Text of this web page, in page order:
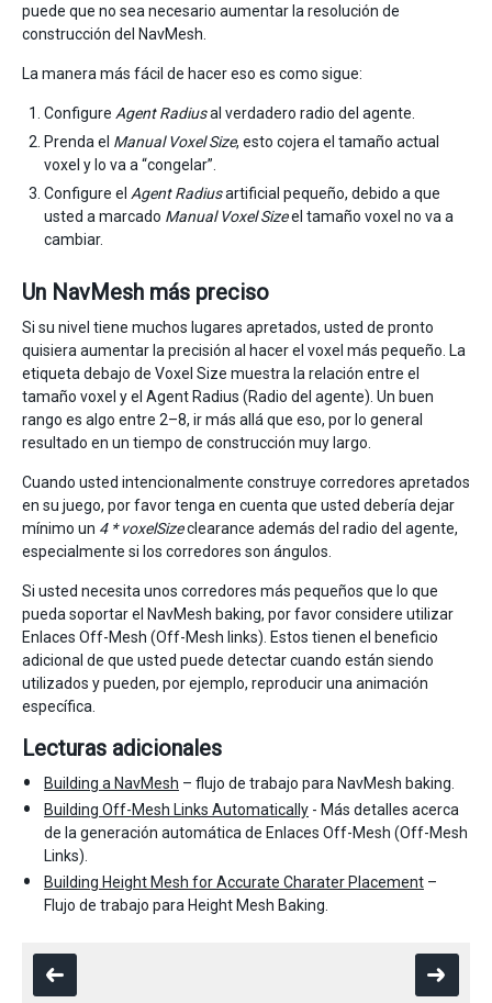
puede que no sea necesario aumentar la resolución de
construcción del NavMesh.
La manera más fácil de hacer eso es como sigue:
Configure Agent Radiusal verdadero radio del agente.
Prenda el Manual Voxel Size, esto cojera el tamaño actual
voxel y lo va a “congelar”.
Configure el Agent Radiusartificial pequeño, debido a que
usted a marcado Manual Voxel Sizeel tamaño voxel no va a
cambiar.
Un NavMesh más preciso
Si su nivel tiene muchos lugares apretados, usted de pronto
quisiera aumentar la precisión al hacer el voxel más pequeño. La
etiqueta debajo de Voxel Size muestra la relación entre el
tamaño voxel y el Agent Radius (Radio del agente). Un buen
rango es algo entre 2–8, ir más allá que eso, por lo general
resultado en un tiempo de construcción muy largo.
Cuando usted intencionalmente construye corredores apretados
en su juego, por favor tenga en cuenta que usted debería dejar
mínimo un 4 * voxelSizeclearance además del radio del agente,
especialmente si los corredores son ángulos.
Si usted necesita unos corredores más pequeños que lo que
pueda soportar el NavMesh baking, por favor considere utilizar
Enlaces Off-Mesh (Off-Mesh links). Estos tienen el beneficio
adicional de que usted puede detectar cuando están siendo
utilizados y pueden, por ejemplo, reproducir una animación
específica.
Lecturas adicionales
Building a NavMesh – flujo de trabajo para NavMesh baking.
Building Off-Mesh Links Automatically - Más detalles acerca
de la generación automática de Enlaces Off-Mesh (Off-Mesh
Links).
Building Height Mesh for Accurate Charater Placement –
Flujo de trabajo para Height Mesh Baking.